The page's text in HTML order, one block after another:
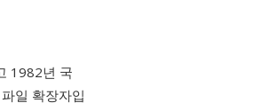
1982년 국
일 확장자입